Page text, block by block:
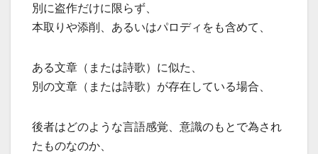
別に盗作だけに限らず、
本取りや添削、あるいはパロディをも含めて、
ある文章（または詩歌）に似た、
別の文章（または詩歌）が存在している場合、
後者はどのような言語感覚、意識のもとで為され
たものなのか、